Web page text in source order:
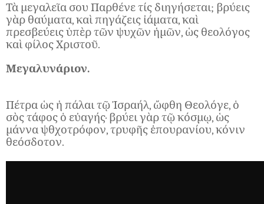
Τὰ μεγαλεῖα σου Παρθένε τίς διηγήσεται; βρύεις
γὰρ θαύματα, καὶ πηγάζεις ἰάματα, καὶ
πρεσβεύεις ὑπὲρ τῶν ψυχῶν ἡμῶν, ὡς θεολόγος
καὶ φίλος Χριστοῦ.
Μεγαλυνάριον.
Πέτρα ὡς ἡ πάλαι τῷ Ἰσραήλ, ὤφθη Θεολόγε, ὁ
σὸς τάφος ὁ εὐαγής· βρύει γὰρ τῷ κόσμῳ, ὡς
μάννα ψθχοτρόφον, τρυφῆς ἐπουρανίου, κόνιν
θεόσδοτον.